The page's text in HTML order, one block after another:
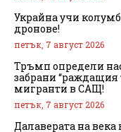
Украйна учи
дронове!
петък, 7 август 2026
Тръмп определи
забрани
мигранти в САЩ!
петък, 7 август 2026
Далаверата на